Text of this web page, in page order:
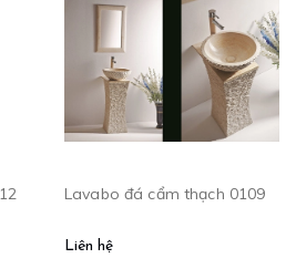
Lavabo đá cẩm thạch 0109
Liên hệ